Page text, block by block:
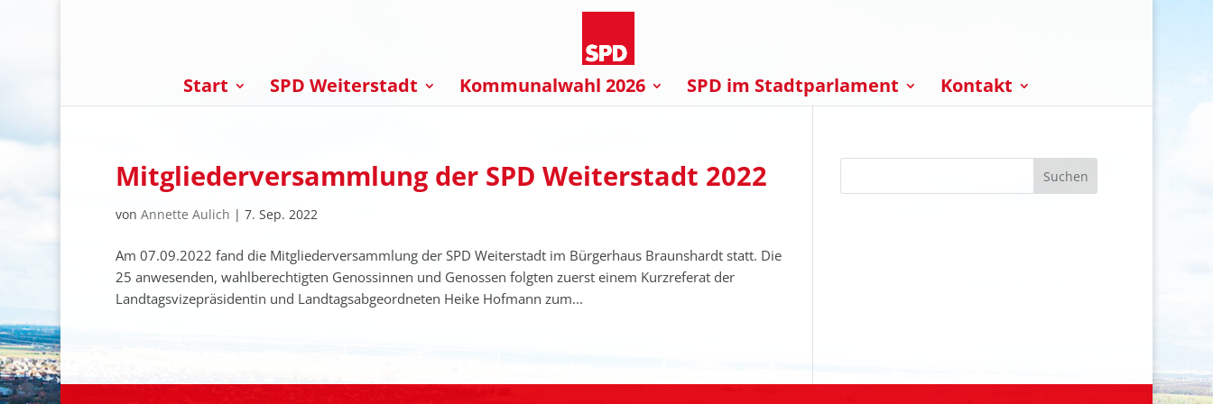
Start SPD Weiterstadt Kommunalwahl 2026 SPD im Stadtparlament Kontakt
Mitgliederversammlung der SPD Weiterstadt 2022
von Annette Aulich | 7. Sep. 2022
Am 07.09.2022 fand die Mitgliederversammlung der SPD Weiterstadt im Bürgerhaus Braunshardt statt. Die
25 anwesenden, wahlberechtigten Genossinnen und Genossen folgten zuerst einem Kurzreferat der
Landtagsvizepräsidentin und Landtagsabgeordneten Heike Hofmann zum...